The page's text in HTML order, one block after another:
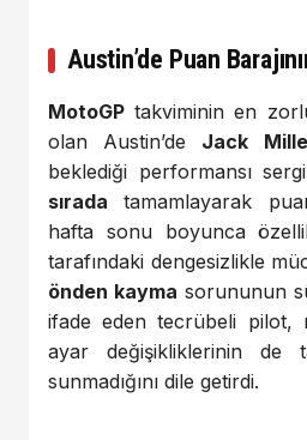
Austin’de Puan
MotoGP takviminin en
olan Austin’de Jack
beklediği performansı
sırada tamamlayarak
hafta sonu boyunca
tarafındaki dengesizlikle
önden kayma sorununun
ifade eden tecrübeli pilot,
ayar değişikliklerinin de
sunmadığını dile getirdi.